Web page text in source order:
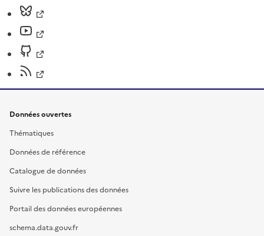
Données ouvertes
Thématiques
Données de référence
Catalogue de données
Suivre les publications des données
Portail des données européennes
schema.data.gouv.fr